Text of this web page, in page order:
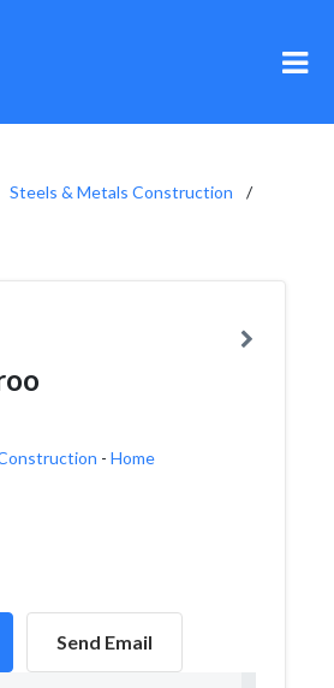
Steels & Metals Construction
- Home
Send Email